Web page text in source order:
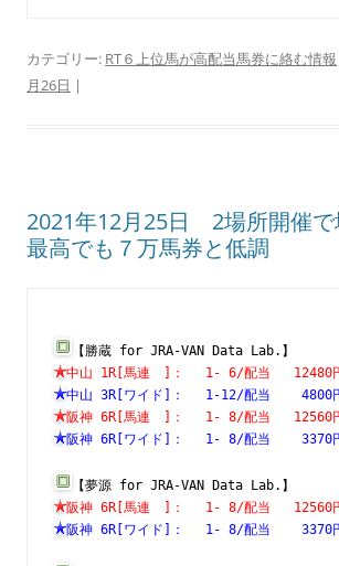
カテゴリー: RT６上位馬が高配当馬券に絡む情報
月26日 |
2021年12月25日 2場所開催で
最高でも７万馬券と低調
【勝蔵 for JRA-VAN Data Lab.】
中山 1R[馬連　]：　 1- 6/配
中山 3R[ワイド]：　 1-12/配
阪神 6R[馬連　]：　 1- 8/配
阪神 6R[ワイド]：　 1- 8/配
【夢源 for JRA-VAN Data Lab.】
阪神 6R[馬連　]：　 1- 8/配
阪神 6R[ワイド]：　 1- 8/配